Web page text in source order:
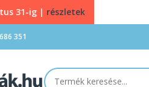
351
31-ig | részletek